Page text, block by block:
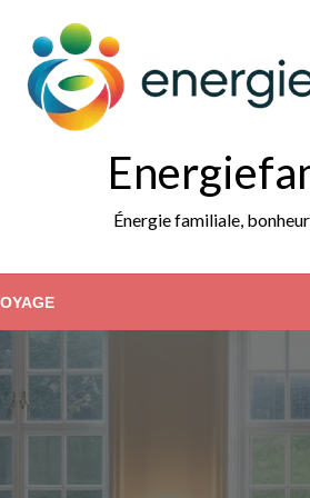
Énergie familiale,